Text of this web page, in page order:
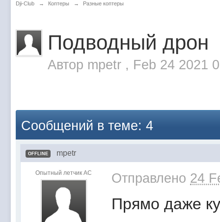
Dji-Club → Коптеры → Разные коптеры
Подводный дрон
Автор mpetr , Feb 24 2021
Сообщений в теме: 4
OFFLINE mpetr
Опытный летчик АС Отправлено 24
Прямо даже